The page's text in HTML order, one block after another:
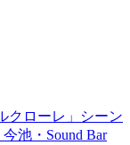
クローレ」シーン
池・Sound Bar